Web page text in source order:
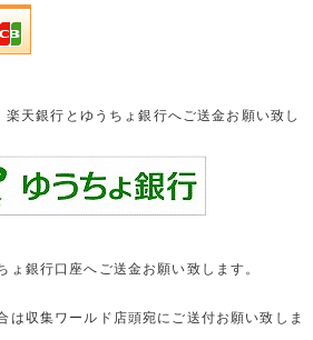
天銀行とゆうちょ銀行へご送金お願い致し
ょ銀行口座へご送金お願い致します。
は収集ワールド店頭宛にご送付お願い致しま